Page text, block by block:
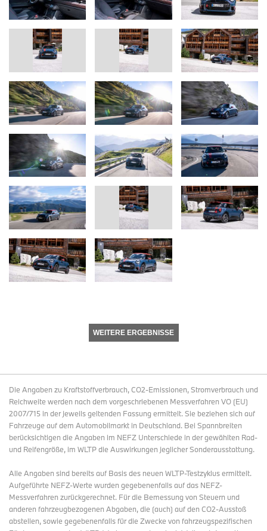
WEITERE ERGEBNISSE
Die Angaben zu Kraftstoffverbrauch, CO2-Emissionen, Stromverbrauch und
Reichweite werden nach dem vorgeschriebenen Messverfahren VO (EU)
2007/715 in der jeweils geltenden Fassung ermittelt. Sie beziehen sich auf
Fahrzeuge auf dem Automobilmarkt in Deutschland. Bei Spannbreiten
berücksichtigen die Angaben im NEFZ Unterschiede in der gewählten Rad-
und Reifengröße, im WLTP die Auswirkungen jeglicher Sonderausstattung.
Alle Angaben sind bereits auf Basis des neuen WLTP-Testzyklus ermittelt.
Aufgeführte NEFZ-Werte wurden gegebenenfalls auf das NEFZ-
Messverfahren zurückgerechnet. Für die Bemessung von Steuern und
anderen fahrzeugbezogenen Abgaben, die (auch) auf den CO2-Ausstoß
abstellen, sowie gegebenenfalls für die Zwecke von fahrzeugspezifischen